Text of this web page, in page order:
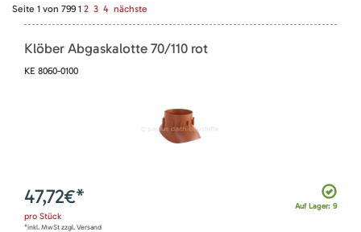
Seite 1 von 799 1 2 3 4 nächste
Klöber Abgaskalotte 70/110 rot
KE 8060-0100
Auf Lager: 9
47,72€*
pro Stück
*inkl. MwSt zzgl. Versand